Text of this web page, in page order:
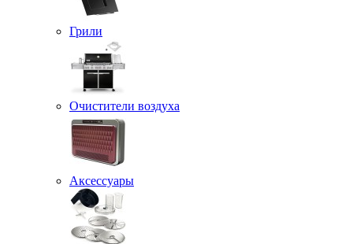
Грили
Очистители воздуха
Аксессуары